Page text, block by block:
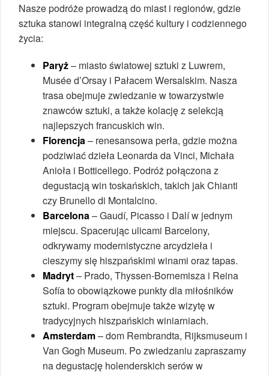
Nasze podróże prowadzą do miast i regionów, gdzie
sztuka stanowi integralną część kultury i codziennego
życia:
Paryż– miasto światowej sztuki z Luwrem,
Musée d’Orsay i Pałacem Wersalskim. Nasza
trasa obejmuje zwiedzanie w towarzystwie
znawców sztuki, a także kolację z selekcją
najlepszych francuskich win.
Florencja– renesansowa perła, gdzie można
podziwiać dzieła Leonarda da Vinci, Michała
Anioła i Botticellego. Podróż połączona z
degustacją win toskańskich, takich jak Chianti
czy Brunello di Montalcino.
Barcelona– Gaudí, Picasso i Dalí w jednym
miejscu. Spacerując ulicami Barcelony,
odkrywamy modernistyczne arcydzieła i
cieszymy się hiszpańskimi winami oraz tapas.
Madryt– Prado, Thyssen-Bornemisza i Reina
Sofía to obowiązkowe punkty dla miłośników
sztuki. Program obejmuje także wizytę w
tradycyjnych hiszpańskich winiarniach.
Amsterdam– dom Rembrandta, Rijksmuseum i
Van Gogh Museum. Po zwiedzaniu zapraszamy
na degustację holenderskich serów w